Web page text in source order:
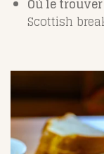
Où le trouver
Scottish